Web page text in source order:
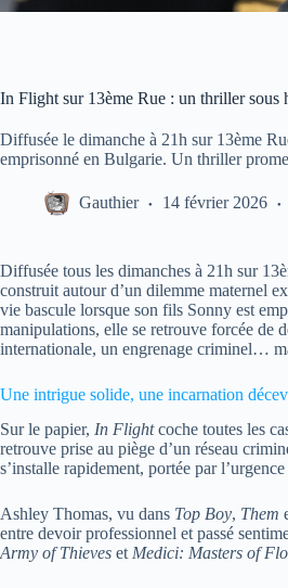
In Flight sur 13ème Rue : un thriller sous
Diffusée le dimanche à 21h sur 13ème
emprisonné en Bulgarie. Un thriller
Gauthier 14 février 2026
Diffusée tous les dimanches à 21h sur
construit autour d’un dilemme maternel
vie bascule lorsque son fils Sonny est
manipulations, elle se retrouve forcée de
internationale, un engrenage criminel…
Une intrigue solide, une incarnation
Sur le papier, In Flightcoche toutes les
retrouve prise au piège d’un réseau
s’installe rapidement, portée par
Ashley Thomas, vu dans Top Boy, Them
entre devoir professionnel et passé
Army of Thieves etMedici: Masters of